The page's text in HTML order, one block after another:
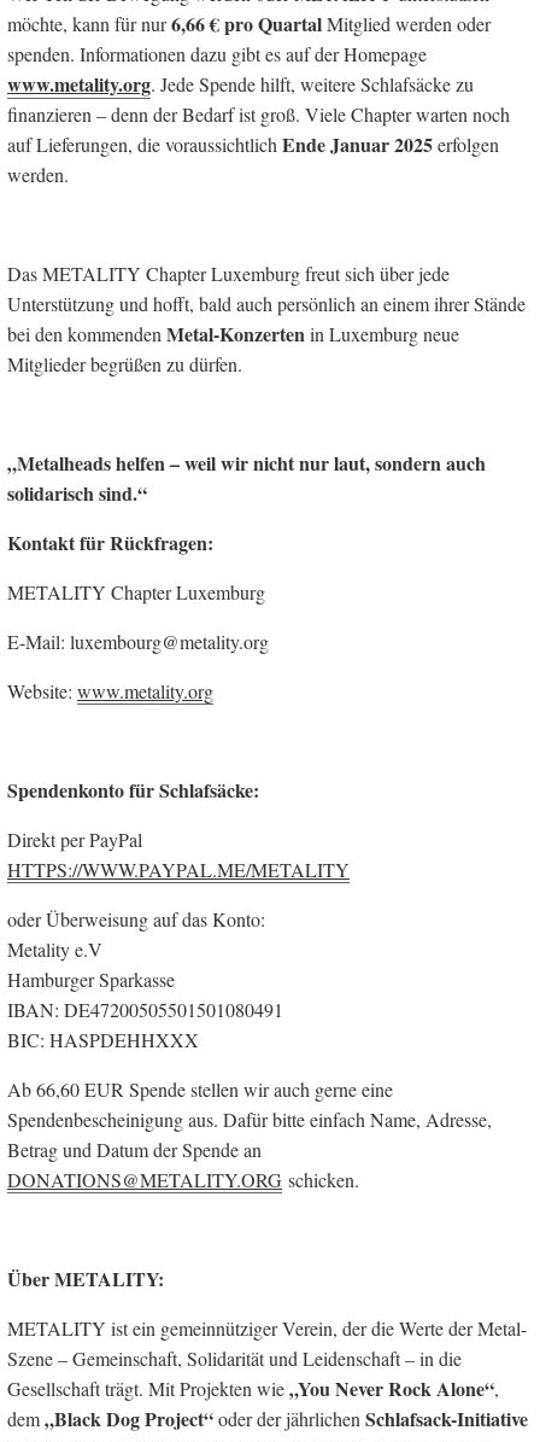
möchte, kann für nur6,66 € pro QuartalMitglied werden oder
spenden. Informationen dazu gibt es auf der Homepage
www.metality.org. Jede Spende hilft, weitere Schlafsäcke zu
finanzieren – denn der Bedarf ist groß. Viele Chapter warten noch
auf Lieferungen, die voraussichtlich Ende Januar 2025erfolgen
werden.
Das METALITY Chapter Luxemburg freut sich über jede
Unterstützung und hofft, bald auch persönlich an einem ihrer Stände
bei den kommenden Metal-Konzertenin Luxemburg neue
Mitglieder begrüßen zu dürfen.
„Metalheads helfen – weil wir nicht nur laut, sondern auch
solidarisch sind.“
Kontakt für Rückfragen:
METALITY Chapter Luxemburg
E-Mail: luxembourg@metality.org
Website: www.metality.org
Spendenkonto für Schlafsäcke:
Direkt per PayPal
HTTPS://WWW.PAYPAL.ME/METALITY
oder Überweisung auf das Konto:
Metality e.V
Hamburger Sparkasse
IBAN: DE47200505501501080491
BIC: HASPDEHHXXX
Ab 66,60 EUR Spende stellen wir auch gerne eine
Spendenbescheinigung aus. Dafür bitte einfach Name, Adresse,
Betrag und Datum der Spende an
DONATIONS@METALITY.ORG schicken.
Über METALITY:
METALITY ist ein gemeinnütziger Verein, der die Werte der Metal-
Szene – Gemeinschaft, Solidarität und Leidenschaft – in die
Gesellschaft trägt. Mit Projekten wie„You Never Rock Alone“,
dem„Black Dog Project“oder der jährlichen Schlafsack-Initiative